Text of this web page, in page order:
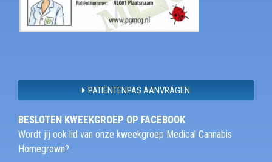
PATIËNTENPAS AANVRAGEN
BESLOTEN KWEEKGROEP OP FACEBOOK
Wordt jij ook lid van onze kweekgroep Medical Cannabis
Homegrown?